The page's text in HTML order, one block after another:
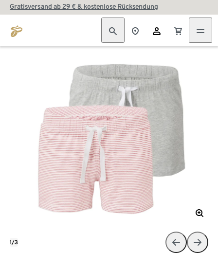
Gratisversand ab 29 € & kostenlose Rücksendung
1/3